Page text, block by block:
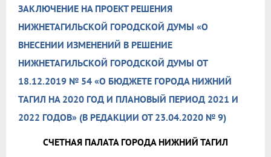
ЗАКЛЮЧЕНИЕ НА ПРОЕКТ РЕШЕНИЯ
НИЖНЕТАГИЛЬСКОЙ ГОРОДСКОЙ ДУМЫ «О
ВНЕСЕНИИ ИЗМЕНЕНИЙ В РЕШЕНИЕ
НИЖНЕТАГИЛЬСКОЙ ГОРОДСКОЙ ДУМЫ ОТ
18.12.2019 № 54 «О БЮДЖЕТЕ ГОРОДА НИЖНИЙ
ТАГИЛ НА 2020 ГОД И ПЛАНОВЫЙ ПЕРИОД 2021 И
2022 ГОДОВ» (В РЕДАКЦИИ ОТ 23.04.2020 № 9)
СЧЕТНАЯ ПАЛАТА ГОРОДА НИЖНИЙ ТАГИЛ